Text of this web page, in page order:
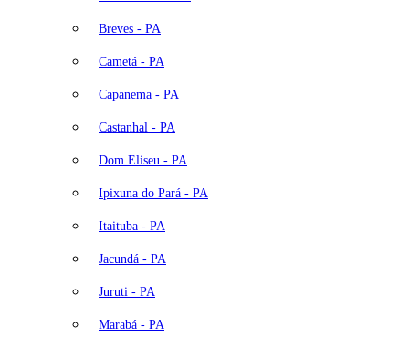
Breves - PA
Cametá - PA
Capanema - PA
Castanhal - PA
Dom Eliseu - PA
Ipixuna do Pará - PA
Itaituba - PA
Jacundá - PA
Juruti - PA
Marabá - PA